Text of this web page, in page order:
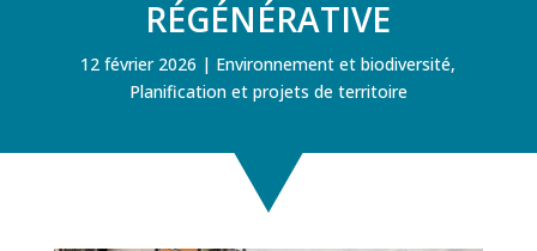
régénérative
12 février 2026 Environnement et biodiversité,
Planification et projets de territoire